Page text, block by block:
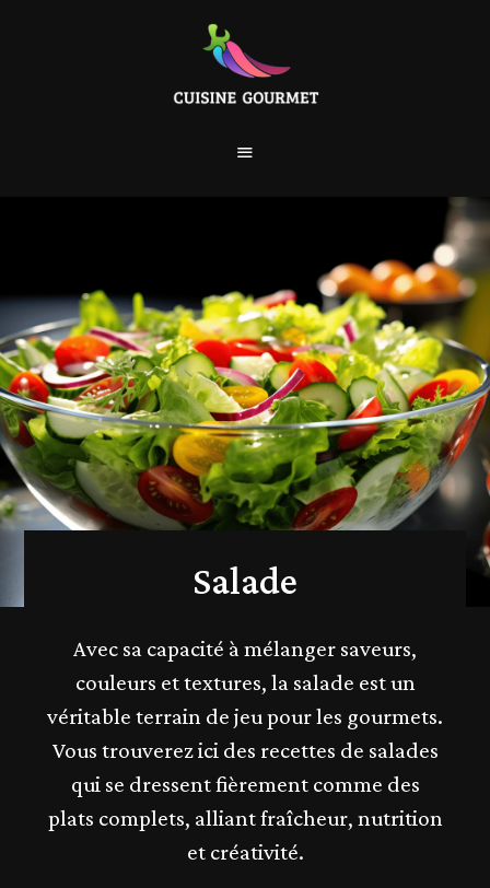
Salade
Avec sa capacité à mélanger saveurs,
couleurs et textures, la salade est un
véritable terrain de jeu pour les gourmets.
Vous trouverez ici des recettes de salades
qui se dressent fièrement comme des
plats complets, alliant fraîcheur, nutrition
et créativité.